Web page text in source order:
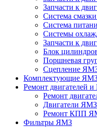
Запчасти к
Система
Система
Системы
Запчасти к
Блок
Поршневая
Сцепление
Комплектующие
Ремонт двигателей
Ремонт
Двигатели ЯМЗ
Ремонт КПП
Фильтры ЯМЗ